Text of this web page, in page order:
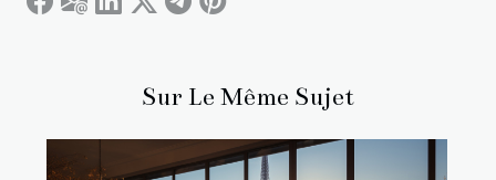
Sur Le Même Sujet